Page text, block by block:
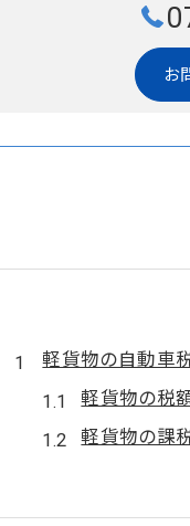
お
軽貨物の自動車
軽貨物の税
軽貨物の課
軽貨物ユー
大阪府と枚